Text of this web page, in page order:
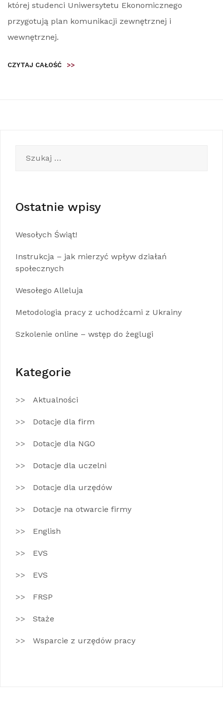
której studenci Uniwersytetu Ekonomicznego
przygotują plan komunikacji zewnętrznej i
wewnętrznej.
CZYTAJ CAŁOŚĆ >>
Ostatnie wpisy
Wesołych Świąt!
Instrukcja – jak mierzyć wpływ działań
społecznych
Wesołego Alleluja
Metodologia pracy z uchodźcami z Ukrainy
Szkolenie online – wstęp do żeglugi
Kategorie
Aktualności
Dotacje dla firm
Dotacje dla NGO
Dotacje dla uczelni
Dotacje dla urzędów
Dotacje na otwarcie firmy
English
EVS
EVS
FRSP
Staże
Wsparcie z urzędów pracy